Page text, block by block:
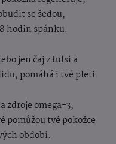
se šedou,
hodin spánku.
jen čaj z tulsi a
pomáhá i tvé pleti.
zdroje omega-3,
tvé pokožce
období.